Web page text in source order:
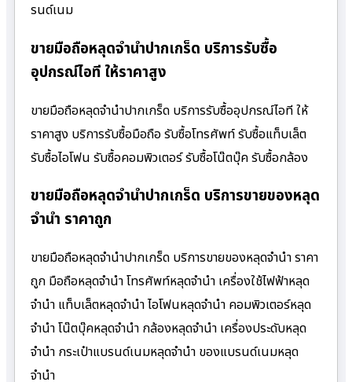
รนด์เนม
ขายมือถือหลุดจำนำปากเกร็ด บริการรับซื้อ
อุปกรณ์ไอที ให้ราคาสูง
ขายมือถือหลุดจำนำปากเกร็ด บริการรับซื้ออุปกรณ์ไอที ให้
ราคาสูง บริการรับซื้อมือถือ รับซื้อโทรศัพท์ รับซื้อแท็บเล็ต
รับซื้อไอโฟน รับซื้อคอมพิวเตอร์ รับซื้อโน๊ตบุ๊ค รับซื้อกล้อง
ขายมือถือหลุดจำนำปากเกร็ด บริการขายของหลุด
จำนำ ราคาถูก
ขายมือถือหลุดจำนำปากเกร็ด บริการขายของหลุดจำนำ ราคา
ถูก มือถือหลุดจำนำ โทรศัพท์หลุดจำนำ เครื่องใช้ไฟฟ้าหลุด
จำนำ แท็บเล็ตหลุดจำนำ ไอโฟนหลุดจำนำ คอมพิวเตอร์หลุด
จำนำ โน๊ตบุ๊คหลุดจำนำ กล้องหลุดจำนำ เครื่องประดับหลุด
จำนำ กระเป๋าแบรนด์เนมหลุดจำนำ ของแบรนด์เนมหลุด
จำนำ